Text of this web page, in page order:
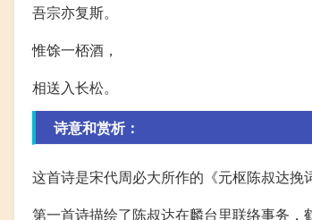
吾宗亦复斯。
惟馀一桮酒，
相送入长松。
诗意和赏析：
这首诗是宋代周必大所作的《元枢陈叔达挽
第一首诗描绘了陈叔达在麟台里联络事务